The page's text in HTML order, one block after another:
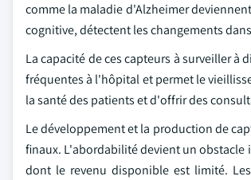
comme la maladie d'Alzheimer
cognitive, détectent les changements
La capacité de ces capteurs à surveiller
fréquentes à l'hôpital et permet le
la santé des patients et d'offrir des
Le développement et la production de
finaux. L'abordabilité devient un obstacle
dont le revenu disponible est limité.